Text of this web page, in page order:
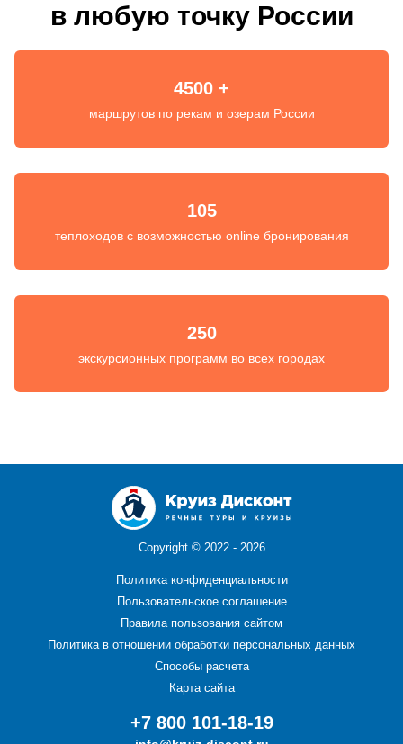
в любую точку России
4500 +
маршрутов по рекам и озерам России
105
теплоходов с возможностью online бронирования
250
экскурсионных программ во всех городах
Copyright © 2022 - 2026
Политика конфиденциальности
Пользовательское соглашение
Правила пользования сайтом
Политика в отношении обработки персональных данных
Способы расчета
Карта сайта
+7 800 101-18-19